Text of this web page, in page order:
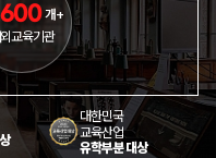
개+
교육기관
대한민국
교육산업
유학부분 대상